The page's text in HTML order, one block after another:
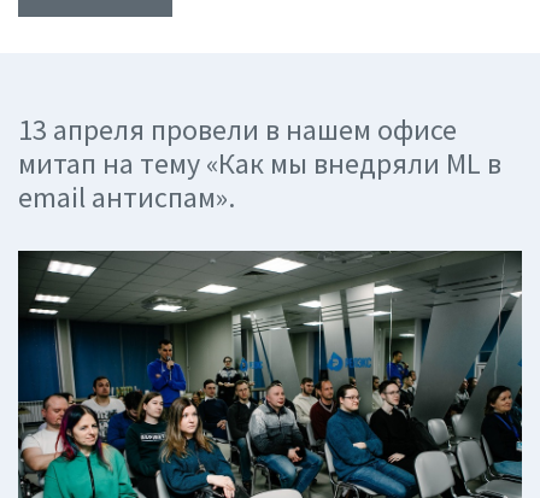
13 апреля провели в нашем офисе
митап на тему «Как мы внедряли ML в
email антиспам».